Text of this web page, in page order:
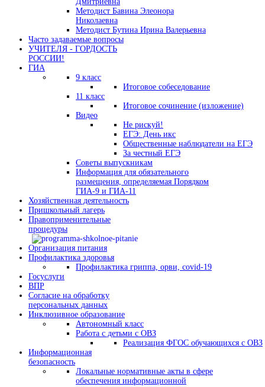
Методист Бавина Элеонора
Николаевна
Методист Бутина Ирина Валерьевна
Часто задаваемые вопросы
УЧИТЕЛЯ - ГОРДОСТЬ
РОССИИ!
ГИА
9 класс
Итоговое собеседование
11 класс
Итоговое сочинение (изложение)
Видео
Не рискуй!
ЕГЭ: День икс
Общественные наблюдатели на ЕГЭ
За честный ЕГЭ
Советы выпускникам
Информация для обязательного
размещения, определяемая Порядком
ГИА-9 и ГИА-11
Хозяйственная деятельность
Пришкольный лагерь
Правоприменительные
процедуры
Организация питания
Профилактика здоровья
Профилактика гриппа, орви, covid-19
Госуслуги
ВПР
Согласие на обработку
персональных данных
Инклюзивное образование
Автономный класс
Работа с детьми с ОВЗ
Реализация ФГОС обучающихся с ОВЗ
Информационная
безопасность
Локальные нормативные акты в сфере
обеспечения информационной